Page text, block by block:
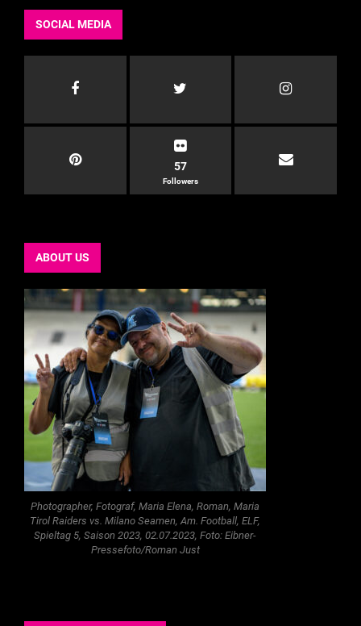
SOCIAL MEDIA
57
Followers
ABOUT US
Photographer, Fotograf, Maria Elena, Roman, Maria
Tirol Raiders vs. Milano Seamen, Am. Football, ELF,
Spieltag 5, Saison 2023, 02.07.2023, Foto: Eibner-
Pressefoto/Roman Just